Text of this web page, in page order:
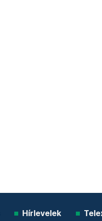
Hírlevelek